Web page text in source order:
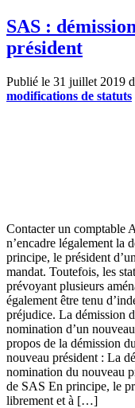
SAS :
président
Publié le 31 juillet 2019
modifications de statuts
Contacter un comptable
n’encadre légalement la
principe, le président
mandat. Toutefois, les
prévoyant plusieurs
également être tenu
préjudice. La démission
nomination d’un
propos de la démission
nouveau président : La
nomination du nouveau
de SAS En principe, le
librement et à […]